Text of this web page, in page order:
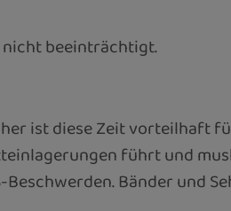
beeinträchtigt.
ist diese Zeit vorteilhaft
führt und
Bänder und